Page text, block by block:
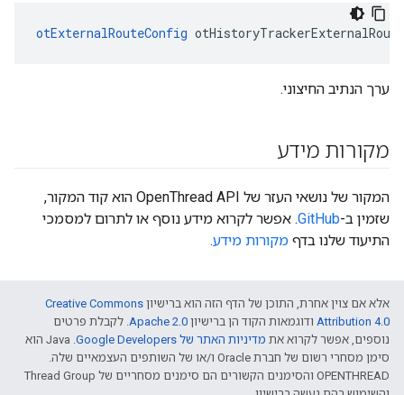
otExternalRouteConfig
ערך הנתיב החיצוני.
מקורות מידע
המקור של נושאי העזר של OpenThread API הוא קוד המקור,
שזמין ב-GitHub. אפשר לקרוא מידע נוסף או לתרום למסמכי
התיעוד שלנו בדף מקורות מידע.
אלא אם צוין אחרת, התוכן של הדף הזה הוא ברישיון Creative Commons
Attribution 4.0‏ ודוגמאות הקוד הן ברישיון Apache 2.0‏. לקבלת פרטים
נוספים, אפשר לקרוא את מדיניות האתר של Google Developers‏
.‏ Java הוא
סימן מסחרי רשום של חברת Oracle ו/או של השותפים העצמאיים שלה.
‫OPENTHREAD והסימנים הקשורים הם סימנים מסחריים של Thread Group